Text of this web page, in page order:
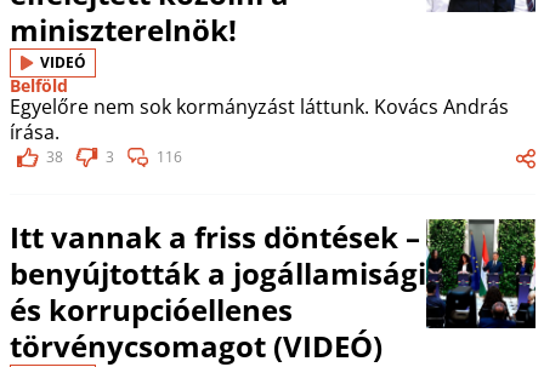
miniszterelnök!
VIDEÓ
Belföld
Egyelőre nem sok kormányzást láttunk. Kovács András
írása.
38 3 116
Itt vannak a friss döntések –
benyújtották a jogállamisági
és korrupcióellenes
törvénycsomagot (VIDEÓ)